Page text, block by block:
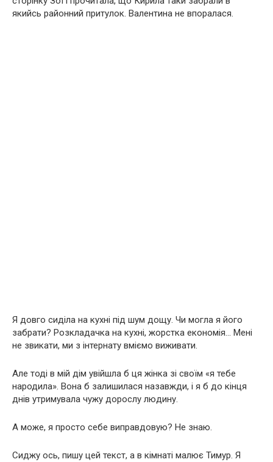
якийсь районний притулок. Валентина не впоралася.
Я довго сиділа на кухні під шум дощу. Чи могла я його
забрати? Розкладачка на кухні, жорстка економія… Мені
не звикати, ми з інтернату вміємо виживати.
Але тоді в мій дім увійшла б ця жінка зі своїм «я тебе
народила». Вона б залишилася назавжди, і я б до кінця
днів утримувала чужу дорослу людину.
А може, я просто себе виправдовую? Не знаю.
Сиджу ось, пишу цей текст, а в кімнаті малює Тимур. Я